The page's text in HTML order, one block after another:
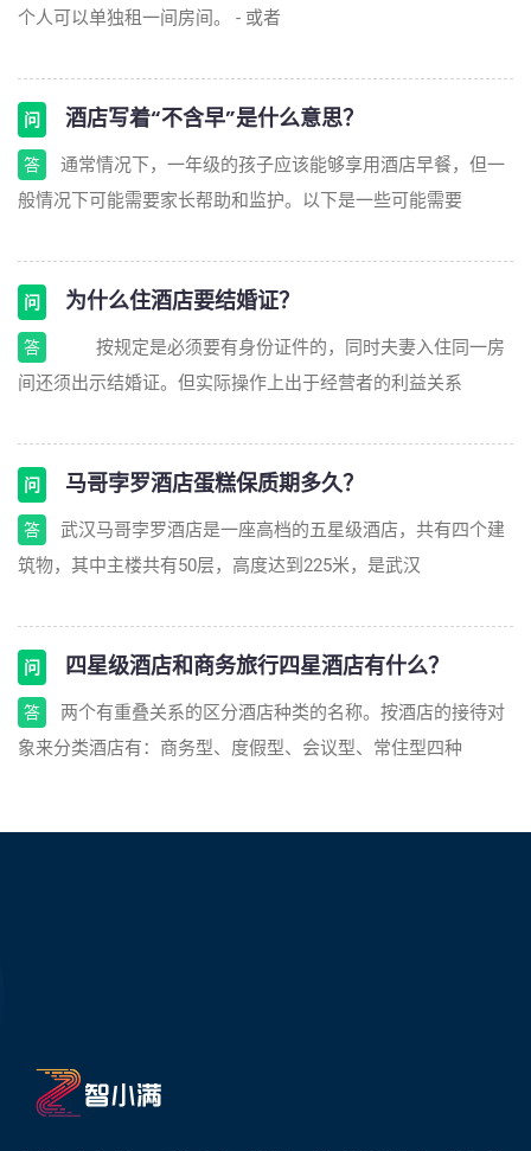
个人可以单独租一间房间。 - 或者
问 酒店写着“不含早”是什么意思？
答
通常情况下，一年级的孩子应该能够享用酒店早餐，但一
般情况下可能需要家长帮助和监护。以下是一些可能需要
问 为什么住酒店要结婚证？
答
按规定是必须要有身份证件的，同时夫妻入住同一房
间还须出示结婚证。但实际操作上出于经营者的利益关系
问 马哥孛罗酒店蛋糕保质期多久？
答
武汉马哥孛罗酒店是一座高档的五星级酒店，共有四个建
筑物，其中主楼共有50层，高度达到225米，是武汉
问 四星级酒店和商务旅行四星酒店有什么？
答
两个有重叠关系的区分酒店种类的名称。按酒店的接待对
象来分类酒店有：商务型、度假型、会议型、常住型四种